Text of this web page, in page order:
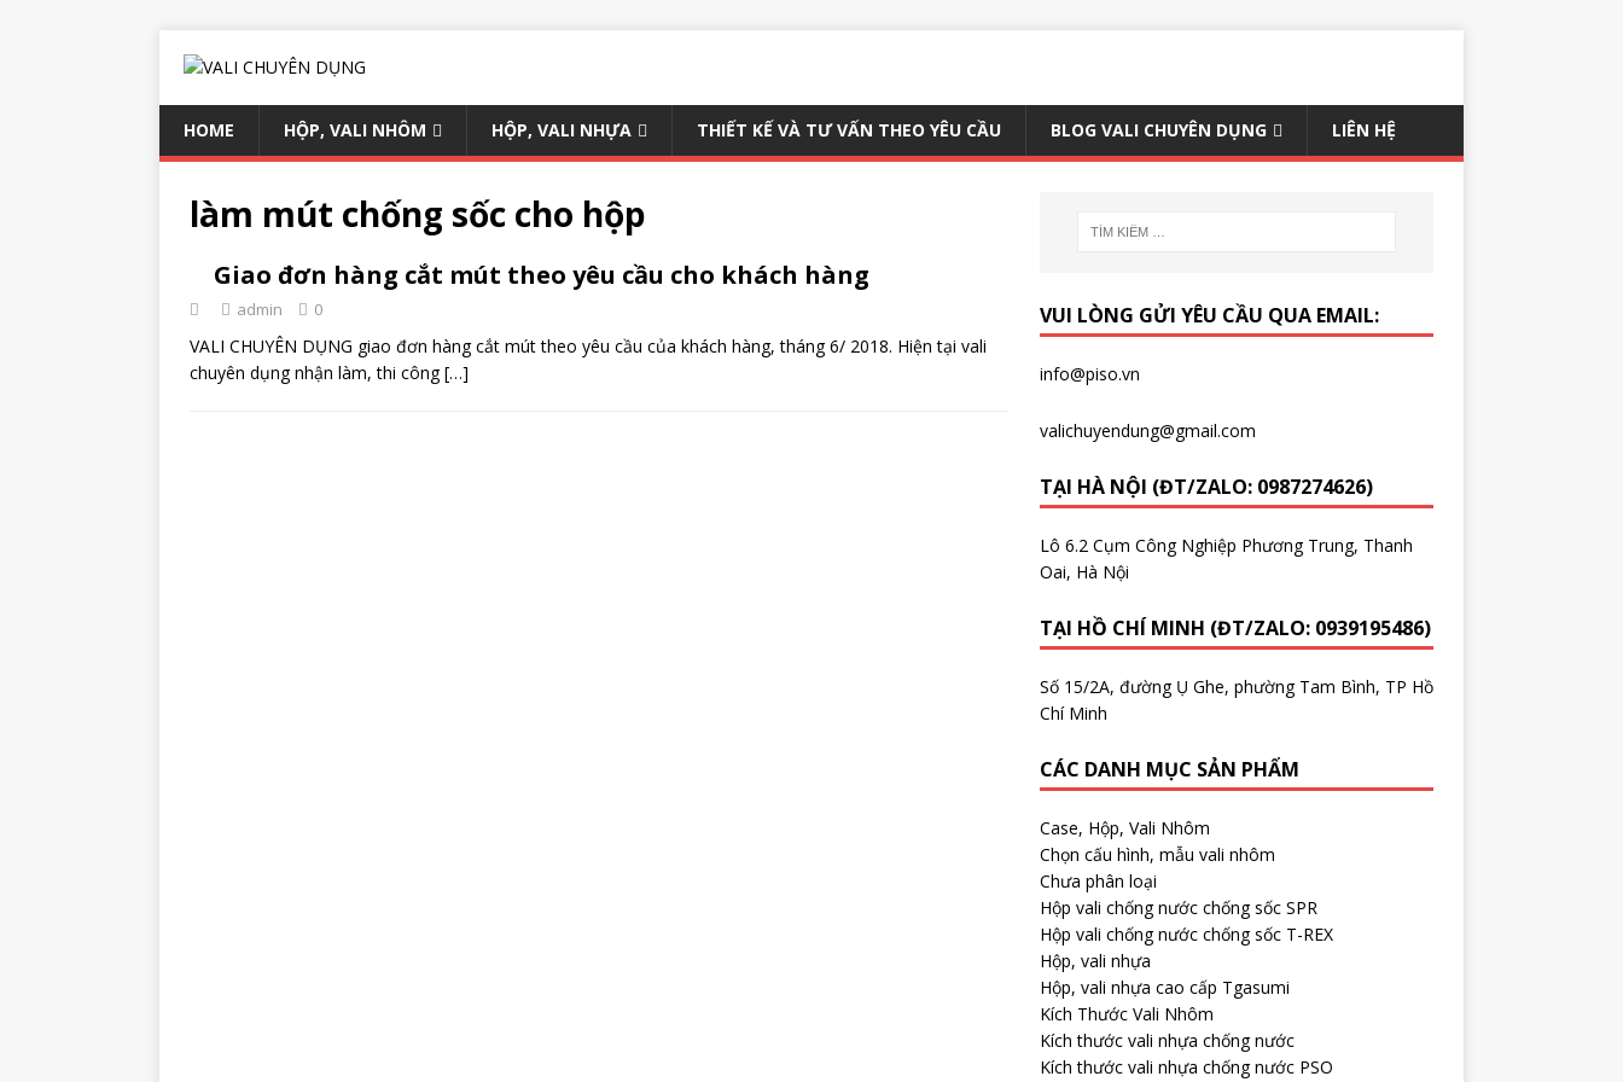
HOME HỘP, VALI NHÔM HỘP, VALI NHỰA THIẾT KẾ VÀ TƯ VẤN THEO YÊU CẦU BLOG VALI CHUYÊN DỤNG LIÊN HỆ
làm mút chống sốc cho hộp
Giao đơn hàng cắt mút theo yêu cầu cho khách hàng
admin 0
VALI CHUYÊN DỤNG giao đơn hàng cắt mút theo yêu cầu của khách hàng, tháng 6/ 2018. Hiện tại vali
chuyên dụng nhận làm, thi công[…]
VUI LÒNG GỬI YÊU CẦU QUA EMAIL:
info@piso.vn
valichuyendung@gmail.com
TẠI HÀ NỘI (ĐT/ZALO: 0987274626)
Lô 6.2 Cụm Công Nghiệp Phương Trung, Thanh
Oai, Hà Nội
TẠI HỒ CHÍ MINH (ĐT/ZALO: 0939195486)
Số 15/2A, đường Ụ Ghe, phường Tam Bình, TP Hồ
Chí Minh
CÁC DANH MỤC SẢN PHẨM
Case, Hộp, Vali Nhôm
Chọn cấu hình, mẫu vali nhôm
Chưa phân loại
Hộp vali chống nước chống sốc SPR
Hộp vali chống nước chống sốc T-REX
Hộp, vali nhựa
Hộp, vali nhựa cao cấp Tgasumi
Kích Thước Vali Nhôm
Kích thước vali nhựa chống nước
Kích thước vali nhựa chống nước PSO